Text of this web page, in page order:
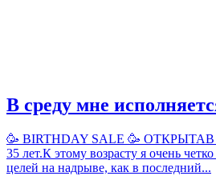
В среду мне
🥳 BIRTHDAY SALE 🥳 ОТКРЫТАВ
35 лет.К этому возрасту я очень
целей на надрыве, как в последний...